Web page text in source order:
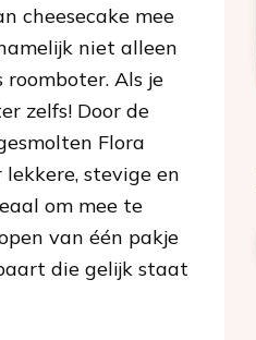
cheesecake mee
niet alleen
Als je
zelfs! Door de
Flora
stevige en
om mee te
van één pakje
die gelijk staat